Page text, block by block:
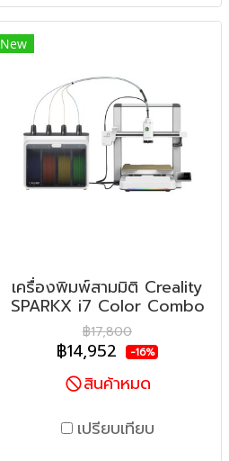
New
เครื่องพิมพ์สามมิติ Creality
SPARKX i7 Color Combo
฿17,800
฿14,952 -16%
สินค้าหมด
เปรียบเทียบ